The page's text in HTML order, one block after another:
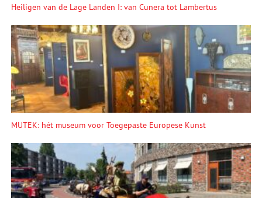
Heiligen van de Lage Landen I: van Cunera tot Lambertus
MUTEK: hét museum voor Toegepaste Europese Kunst